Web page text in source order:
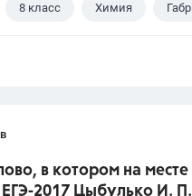
8 класс Химия
в котором на
ЕГЭ-2017 Цыбулько И.